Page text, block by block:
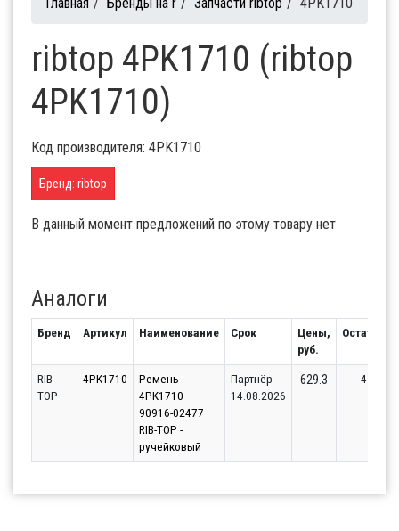
ribtop 4PK1710 (ribtop
4PK1710)
Код производителя: 4PK1710
Бренд: ribtop
В данный момент предложений по этому товару нет
Аналоги
Бренд Артикул Наименование Срок
Цены,
руб.
Остаток
RIB-
TOP
4PK1710
Ремень
4PK1710
90916-02477
RIB-TOP -
ручейковый
Партнёр
14.08.2026
629.3 4